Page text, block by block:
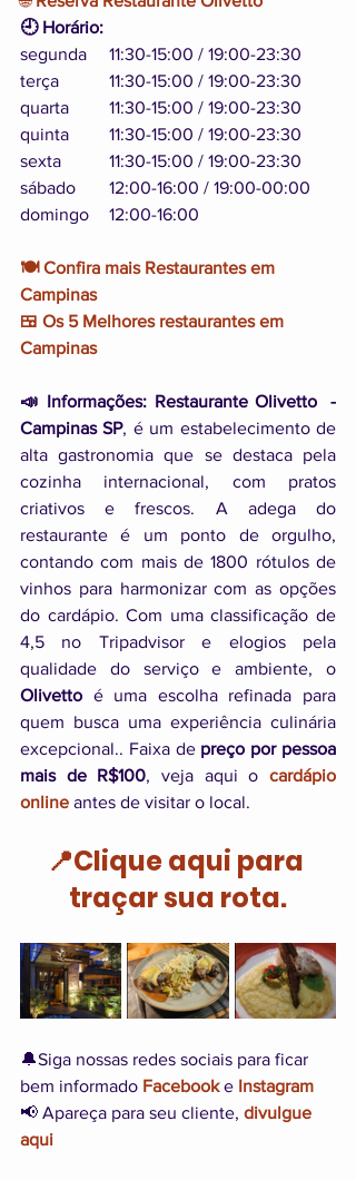
🕘 Horário:
segunda	11:30-15:00 / 19:00-23:30
terça		11:30-15:00 / 19:00-23:30
quarta	11:30-15:00 / 19:00-23:30
quinta	11:30-15:00 / 19:00-23:30
sexta 	11:30-15:00 / 19:00-23:30
sábado	12:00-16:00 / 19:00-00:00
domingo	12:00-16:00
🍽️ Confira mais Restaurantes em
Campinas
🍱 Os 5 Melhores restaurantes em
Campinas
📣 Informações: Restaurante Olivetto  -
Campinas SP, é um estabelecimento de
alta gastronomia que se destaca pela
cozinha internacional, com pratos
criativos e frescos. A adega do
restaurante é um ponto de orgulho,
contando com mais de 1800 rótulos de
vinhos para harmonizar com as opções
do cardápio. Com uma classificação de
4,5 no Tripadvisor e elogios pela
Olivetto é uma escolha refinada para
quem busca uma experiência culinária
excepcional.. Faixa de preço por pessoa
mais de R$100, veja aqui o cardápio
online antes de visitar o local.
📍Clique aqui para
traçar sua rota.
🔔Siga nossas redes sociais para ficar
bem informado Facebook e Instagram
📢 Apareça para seu cliente, divulgue
aqui